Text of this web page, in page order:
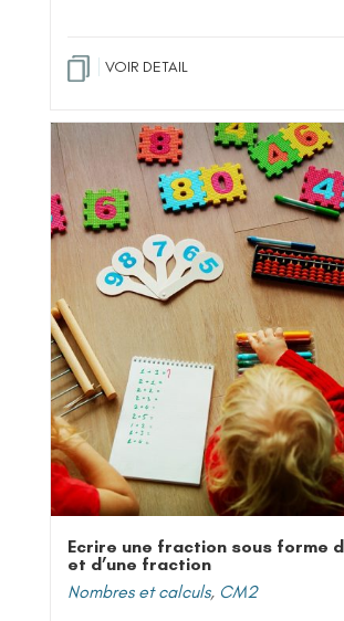
VOIR DETAIL
Ecrire une fraction sous forme
et d’une fraction
Nombres et calculs, CM2